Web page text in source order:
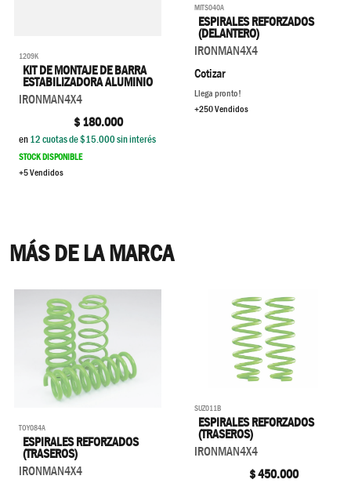
1209K
KIT DE MONTAJE DE BARRA
ESTABILIZADORA ALUMINIO
IRONMAN4X4
$180.000
en12cuotas de $15.000sin interés
STOCK DISPONIBLE
+5 Vendidos
MITS040A
ESPIRALES REFORZADOS
(DELANTERO)
IRONMAN4X4
Cotizar
Llega pronto!
+250 Vendidos
MÁS DE LA MARCA
TOY084A
ESPIRALES REFORZADOS
(TRASEROS)
IRONMAN4X4
SUZ011B
ESPIRALES REFORZADOS
(TRASEROS)
IRONMAN4X4
$450.000